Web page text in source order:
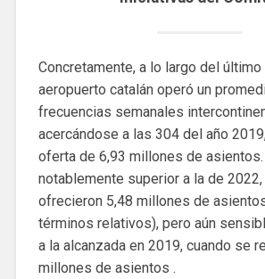
Concretamente, a lo largo del último
aeropuerto catalán operó un
frecuencias semanales
acercándose a las 304 del año
oferta de 6,93 millones de asientos.
notablemente superior a la de
ofrecieron 5,48 millones de
términos relativos), pero aún
a la alcanzada en 2019, cuando se
millones de asientos .